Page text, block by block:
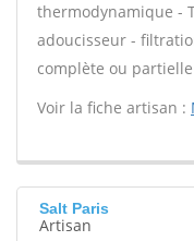
thermodynamique -
adoucisseur -
complète ou
Voir la fiche artisan :
Salt Paris
Artisan